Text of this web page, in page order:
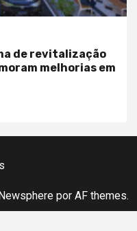
de revitalização
melhorias em
por AF themes.